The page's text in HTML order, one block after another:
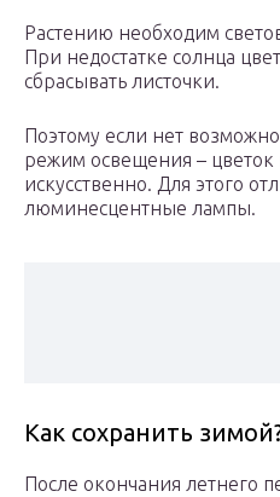
Растению необходим
При недостатке солнца
сбрасывать листочки.
Поэтому если нет
режим освещения – цветок
искусственно. Для этого
люминесцентные лампы.
Как сохранить
После окончания летнего